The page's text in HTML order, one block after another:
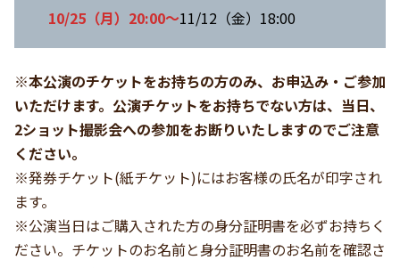
10/25（月）20:00～11/12（金）18:00
※本公演のチケットをお持ちの方のみ、お申込み・ご参加
いただけます。公演チケットをお持ちでない方は、当日、
2ショット撮影会への参加をお断りいたしますのでご注意
ください。
※発券チケット(紙チケット)にはお客様の氏名が印字され
ます。
※公演当日はご購入された方の身分証明書を必ずお持ちく
ださい。チケットのお名前と身分証明書のお名前を確認さ